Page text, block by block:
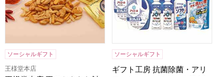
ソーシャルギフト
王様堂本店
ソーシャルギフト
ギフト工房 抗菌除菌・アリ